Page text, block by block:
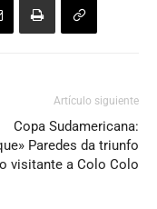
Artículo siguiente
Copa Sudamericana:
Paredes da triunfo
visitante a Colo Colo